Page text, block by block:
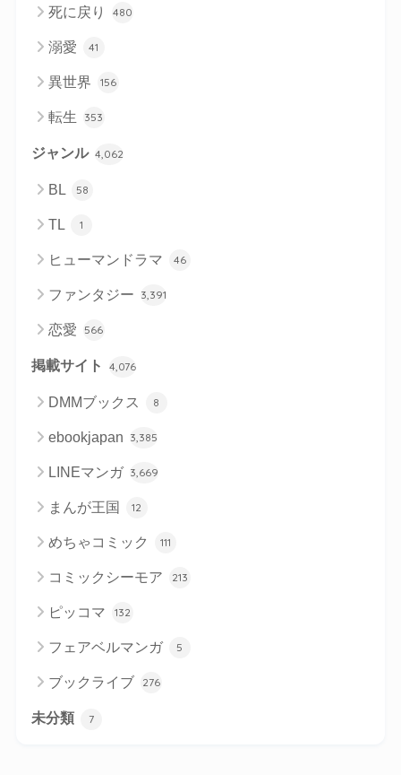
死に戻り 480
溺愛 41
異世界 156
転生 353
ジャンル 4,062
BL 58
TL 1
ヒューマンドラマ 46
ファンタジー 3,391
恋愛 566
掲載サイト 4,076
DMMブックス 8
ebookjapan 3,385
LINEマンガ 3,669
まんが王国 12
めちゃコミック 111
コミックシーモア 213
ピッコマ 132
フェアベルマンガ 5
ブックライブ 276
未分類 7